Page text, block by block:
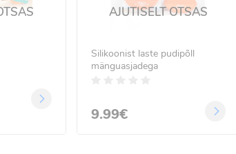
AJUTISELT OTSAS
Silikoonist laste pudipõll
mänguasjadega
9.99€